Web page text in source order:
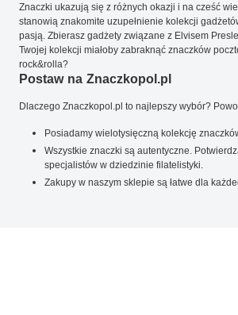
Znaczki ukazują się z różnych okazji i na cześć
stanowią znakomite uzupełnienie kolekcji
pasją. Zbierasz gadżety związane z Elvisem
Twojej kolekcji miałoby zabraknąć znaczków
rock&rolla?
Postaw na Znaczkopol.pl
Dlaczego Znaczkopol.pl to najlepszy wybór?
Posiadamy wielotysięczną kolekcję
Wszystkie znaczki są autentyczne.
specjalistów w dziedzinie filatelistyki.
Zakupy w naszym sklepie są łatwe dla